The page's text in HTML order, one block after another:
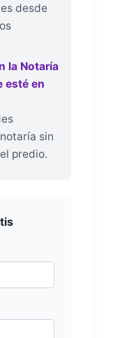
desde
la Notaría
esté en
sin
predio.